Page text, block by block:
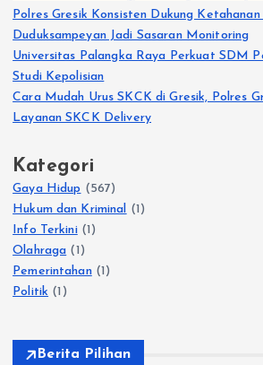
Polres Gresik Konsisten Dukung
Duduksampeyan Jadi Sasaran Monitoring
Universitas Palangka Raya Perkuat SDM
Studi Kepolisian
Cara Mudah Urus SKCK di Gresik, Polres
Layanan SKCK Delivery
Kategori
Gaya Hidup (567)
Hukum dan Kriminal (1)
Info Terkini(1)
Olahraga (1)
Pemerintahan(1)
Politik (1)
Berita Pilihan